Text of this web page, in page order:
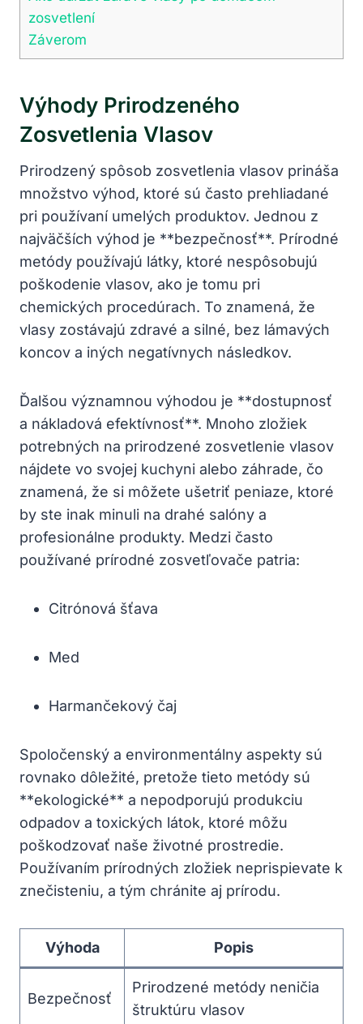
zosvetlení
Záverom
Výhody Prirodzeného
Zosvetlenia Vlasov
Prirodzený spôsob zosvetlenia vlasov prináša
množstvo výhod, ktoré sú často prehliadané
pri používaní umelých produktov. Jednou z
najväčších výhod je **bezpečnosť**. Prírodné
metódy používajú látky, ktoré nespôsobujú
poškodenie vlasov, ako je tomu pri
chemických procedúrach. To znamená, že
vlasy zostávajú zdravé a silné, bez lámavých
koncov a iných negatívnych následkov.
Ďalšou významnou výhodou je **dostupnosť
a nákladová efektívnosť**. Mnoho zložiek
potrebných na prirodzené zosvetlenie vlasov
nájdete vo svojej kuchyni alebo záhrade, čo
znamená, že si môžete ušetriť peniaze, ktoré
by ste inak minuli na drahé salóny a
profesionálne produkty. Medzi často
používané prírodné zosvetľovače patria:
Citrónová šťava
Med
Harmančekový čaj
Spoločenský a environmentálny aspekty sú
rovnako dôležité, pretože tieto metódy sú
**ekologické** a nepodporujú produkciu
odpadov a toxických látok, ktoré môžu
poškodzovať naše životné prostredie.
Používaním prírodných zložiek neprispievate k
znečisteniu, a tým chránite aj prírodu.
Výhoda Popis
Bezpečnosť
Prirodzené metódy neničia
štruktúru vlasov